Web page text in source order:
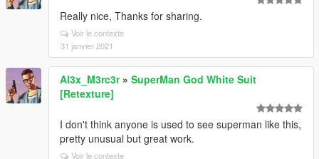
Really nice, Thanks for sharing.
Voir le contexte
31 janvier 2021
Al3x_M3rc3r» SuperMan God White Suit
[Retexture]
I don't think anyone is used to see superman like this,
pretty unusual but great work.
Voir le contexte